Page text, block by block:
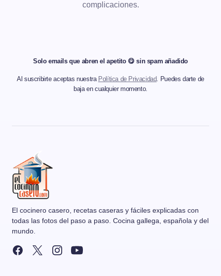
complicaciones.
Solo emails que abren el apetito 😋 sin spam añadido
Al suscribirte aceptas nuestra Política de Privacidad. Puedes darte de
baja en cualquier momento.
El cocinero casero, recetas caseras y fáciles explicadas con
todas las fotos del paso a paso. Cocina gallega, española y del
mundo.